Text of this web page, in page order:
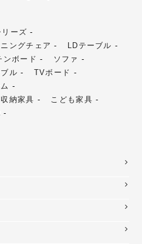
ーズ
ングチェア
LDテーブル
ンボード
ソファ
ル
TVボード
収納家具
こども家具